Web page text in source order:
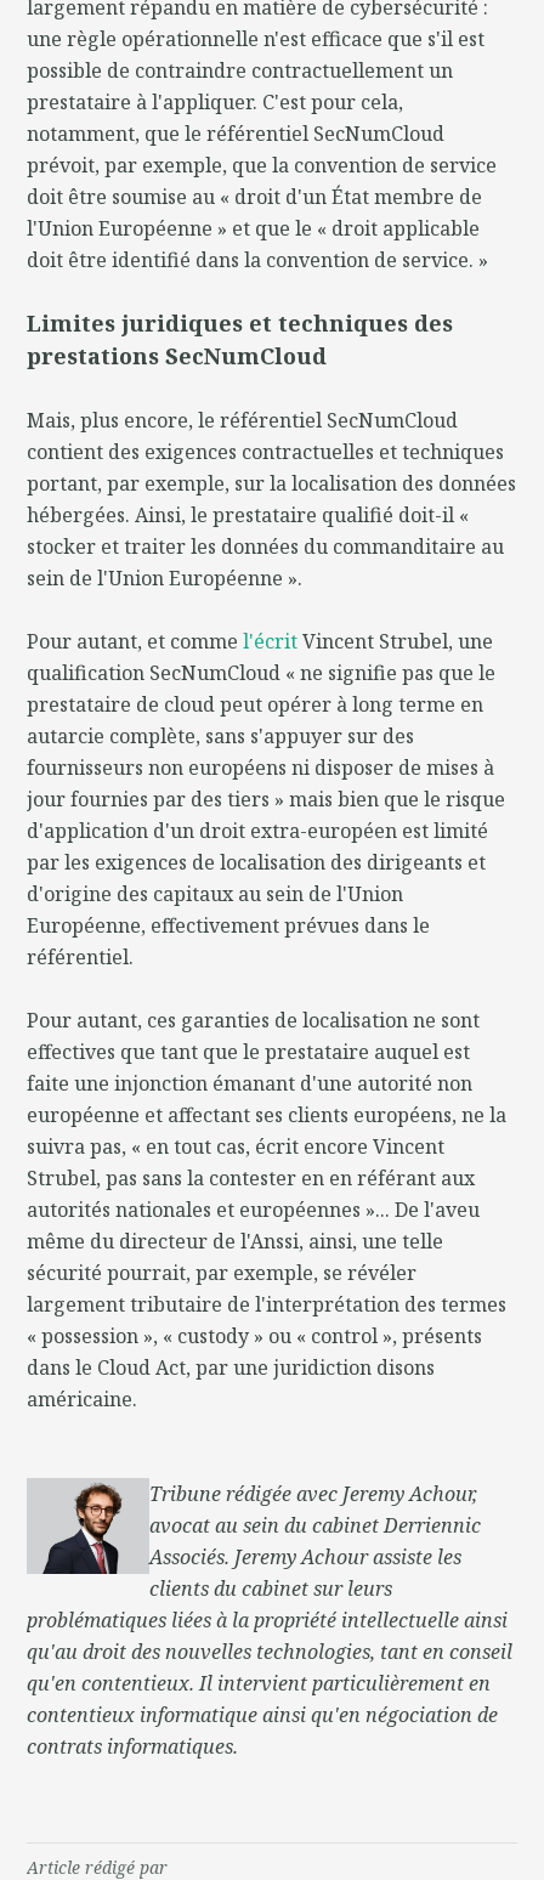
largement répandu en matière de cybersécurité :
une règle opérationnelle n'est efficace que s'il est
possible de contraindre contractuellement un
prestataire à l'appliquer. C'est pour cela,
notamment, que le référentiel SecNumCloud
prévoit, par exemple, que la convention de service
doit être soumise au « droit d'un État membre de
l'Union Européenne » et que le « droit applicable
doit être identifié dans la convention de service. »
Limites juridiques et techniques des
prestations SecNumCloud
Mais, plus encore, le référentiel SecNumCloud
contient des exigences contractuelles et techniques
portant, par exemple, sur la localisation des données
hébergées. Ainsi, le prestataire qualifié doit-il «
stocker et traiter les données du commanditaire au
sein de l'Union Européenne ».
Pour autant, et commel'écritVincent Strubel, une
qualification SecNumCloud « ne signifie pas que le
prestataire de cloud peut opérer à long terme en
autarcie complète, sans s'appuyer sur des
fournisseurs non européens ni disposer de mises à
jour fournies par des tiers » mais bien que le risque
d'application d'un droit extra-européen est limité
par les exigences de localisation des dirigeants et
d'origine des capitaux au sein de l'Union
Européenne, effectivement prévues dans le
référentiel.
Pour autant, ces garanties de localisation ne sont
effectives que tant que le prestataire auquel est
faite une injonction émanant d'une autorité non
européenne et affectant ses clients européens, ne la
suivra pas, « en tout cas, écrit encore Vincent
Strubel, pas sans la contester en en référant aux
autorités nationales et européennes »... De l'aveu
même du directeur de l'Anssi, ainsi, une telle
sécurité pourrait, par exemple, se révéler
largement tributaire de l'interprétation des termes
« possession », « custody » ou « control », présents
dans le Cloud Act, par une juridiction disons
américaine.
Tribune rédigée avec Jeremy Achour,
avocat au sein du cabinet Derriennic
Associés. Jeremy Achour assiste les
clients du cabinet sur leurs
problématiques liées à la propriété intellectuelle ainsi
qu'au droit des nouvelles technologies, tant en conseil
qu'en contentieux. Il intervient particulièrement en
contentieux informatique ainsi qu'en négociation de
contrats informatiques.
Article rédigé par